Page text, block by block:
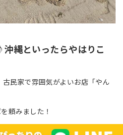
縄といったらやはりこ
民家で雰囲気がよいお店「やん
頼みました！